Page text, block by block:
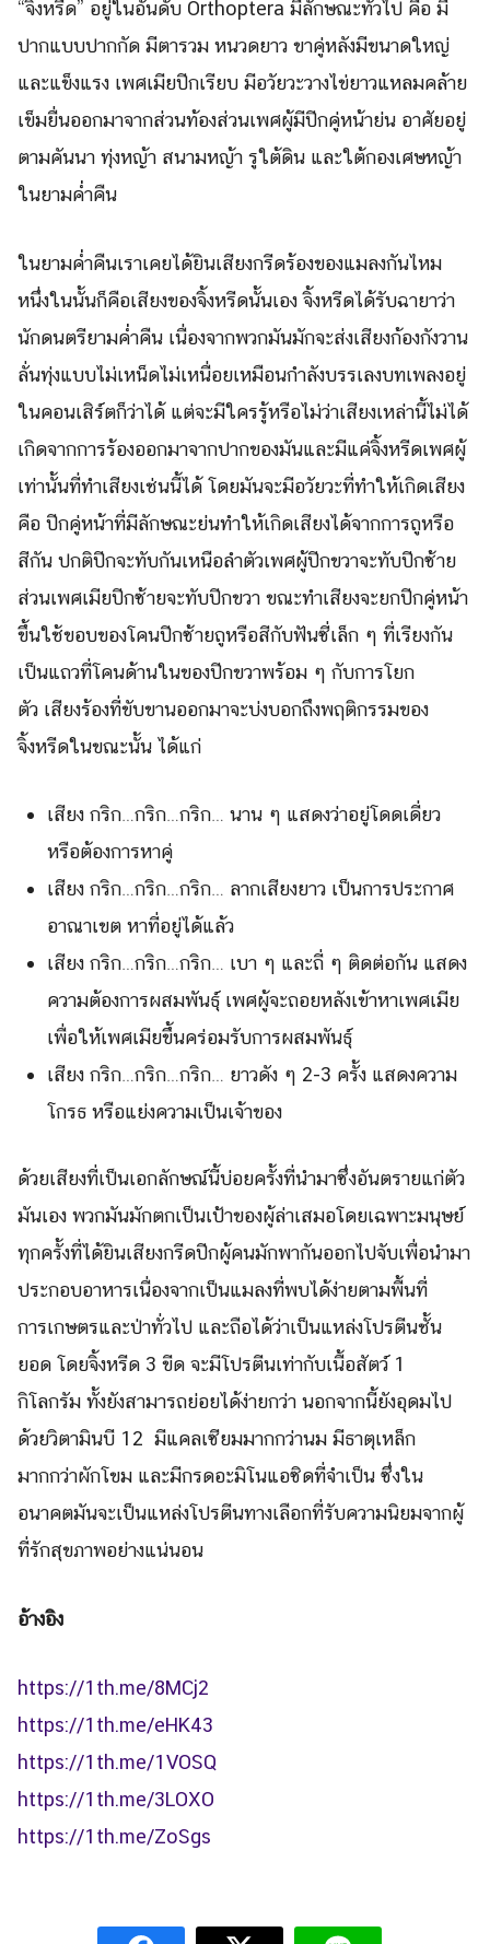
Search
for:
“จิ้งหรีด” อยู่ในอันดับ Orthoptera มีลักษณะทั่วไป คือ มี
ปากแบบปากกัด มีตารวม หนวดยาว ขาคู่หลังมีขนาดใหญ่
และแข็งแรง เพศเมียปีกเรียบ มีอวัยวะวางไข่ยาวแหลมคล้าย
เข็มยื่นออกมาจากส่วนท้องส่วนเพศผู้มีปีกคู่หน้าย่น อาศัยอยู่
ตามคันนา ทุ่งหญ้า สนามหญ้า รูใต้ดิน และใต้กองเศษหญ้า
ในยามค่ำคืน
ในยามค่ำคืนเราเคยได้ยินเสียงกรีดร้องของแมลงกันไหม
หนึ่งในนั้นก็คือเสียงของจิ้งหรีดนั้นเอง จิ้งหรีดได้รับฉายาว่า
นักดนตรียามค่ำคืน เนื่องจากพวกมันมักจะส่งเสียงก้องกังวาน
ลั่นทุ่งแบบไม่เหน็ดไม่เหนื่อยเหมือนกำลังบรรเลงบทเพลงอยู่
ในคอนเสิร์ตก็ว่าได้ แต่จะมีใครรู้หรือไม่ว่าเสียงเหล่านี้ไม่ได้
เกิดจากการร้องออกมาจากปากของมันและมีแค่จิ้งหรีดเพศผู้
เท่านั้นที่ทำเสียงเช่นนี้ได้ โดยมันจะมีอวัยวะที่ทำให้เกิดเสียง
คือ ปีกคู่หน้าที่มีลักษณะย่นทำให้เกิดเสียงได้จากการถูหรือ
สีกัน ปกติปีกจะทับกันเหนือลำตัวเพศผู้ปีกขวาจะทับปีกซ้าย
ส่วนเพศเมียปีกซ้ายจะทับปีกขวา ขณะทำเสียงจะยกปีกคู่หน้า
ขึ้นใช้ขอบของโคนปีกซ้ายถูหรือสีกับฟันซี่เล็ก ๆ ที่เรียงกัน
เป็นแถวที่โคนด้านในของปีกขวาพร้อม ๆ กับการโยก
ตัว เสียงร้องที่ขับขานออกมาจะบ่งบอกถึงพฤติกรรมของ
จิ้งหรีดในขณะนั้น ได้แก่
เสียง กริก…กริก…กริก… นาน ๆ แสดงว่าอยู่โดดเดี่ยว
หรือต้องการหาคู่
เสียง กริก…กริก…กริก… ลากเสียงยาว เป็นการประกาศ
อาณาเขต หาที่อยู่ได้แล้ว
เสียง กริก…กริก…กริก… เบา ๆ และถี่ ๆ ติดต่อกัน แสดง
ความต้องการผสมพันธุ์ เพศผู้จะถอยหลังเข้าหาเพศเมีย
เพื่อให้เพศเมียขึ้นคร่อมรับการผสมพันธุ์
เสียง กริก…กริก…กริก… ยาวดัง ๆ 2-3 ครั้ง แสดงความ
โกรธ หรือแย่งความเป็นเจ้าของ
ด้วยเสียงที่เป็นเอกลักษณ์นี้บ่อยครั้งที่นำมาซึ่งอันตรายแก่ตัว
มันเอง พวกมันมักตกเป็นเป้าของผู้ล่าเสมอโดยเฉพาะมนุษย์
ทุกครั้งที่ได้ยินเสียงกรีดปีกผู้คนมักพากันออกไปจับเพื่อนำมา
ประกอบอาหารเนื่องจากเป็นแมลงที่พบได้ง่ายตามพื้นที่
การเกษตรและป่าทั่วไป และถือได้ว่าเป็นแหล่งโปรตีนชั้น
ยอด โดยจิ้งหรีด 3 ขีด จะมีโปรตีนเท่ากับเนื้อสัตว์ 1
กิโลกรัม ทั้งยังสามารถย่อยได้ง่ายกว่า นอกจากนี้ยังอุดมไป
ด้วยวิตามินบี 12 มีแคลเซียมมากกว่านม มีธาตุเหล็ก
มากกว่าผักโขม และมีกรดอะมิโนแอซิดที่จำเป็น ซึ่งใน
อนาคตมันจะเป็นแหล่งโปรตีนทางเลือกที่รับความนิยมจากผู้
ที่รักสุขภาพอย่างแน่นอน
อ้างอิง
https://1th.me/8MCj2
https://1th.me/eHK43
https://1th.me/1VOSQ
https://1th.me/3LOXO
https://1th.me/ZoSgs